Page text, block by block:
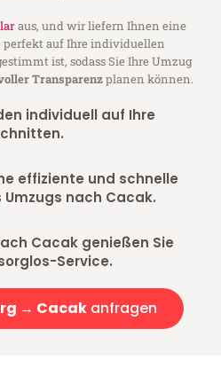
aus, und wir liefern Ihnen eine
perfekt auf Ihre individuellen
ist, sodass Sie Ihre Umzug
Transparenzplanen können.
individuell auf Ihre
effiziente und schnelle
nach Cacak.
Cacak genießen Sie
Service.
→ Cacak anfragen